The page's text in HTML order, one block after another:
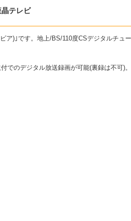
テレビ
ア)｣です。地上/BS/110度CSデジタルチュ
でのデジタル放送録画が可能(裏録は不可)。